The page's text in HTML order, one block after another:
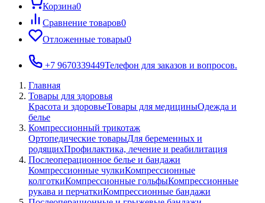
Корзина0
Сравнение товаров0
Отложенные товары0
+7 9670339449Телефон для заказов и вопросов.
Главная
Товары для здоровья
Красота и здоровьеТовары для медициныОдежда и
белье
Компрессионный трикотаж
Ортопедические товарыДля беременных и
родящихПрофилактика, лечение и реабилитация
Послеоперационное белье и бандажи
Компрессионные чулкиКомпрессионные
колготкиКомпрессионные гольфыКомпрессионные
рукава и перчаткиКомпрессионные бандажи